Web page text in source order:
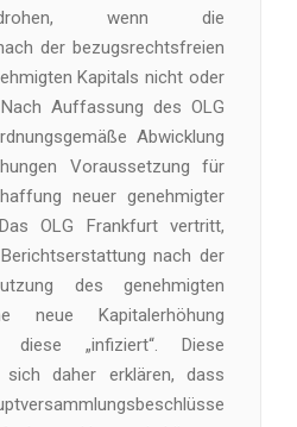
drohen, wenn die
der bezugsrechtsfreien
Kapitals nicht oder
Auffassung des OLG
Abwicklung
Voraussetzung für
neuer genehmigter
OLG Frankfurt vertritt,
nach der
des genehmigten
neue Kapitalerhöhung
diese „infiziert“. Diese
daher erklären, dass